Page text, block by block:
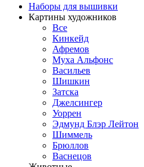
Наборы для вышивки
Картины художников
Все
Кинкейд
Афремов
Муха Альфонс
Васильев
Шишкин
Затска
Джелсингер
Уоррен
Эдмунд Блэр Лейтон
Шиммель
Брюллов
Васнецов